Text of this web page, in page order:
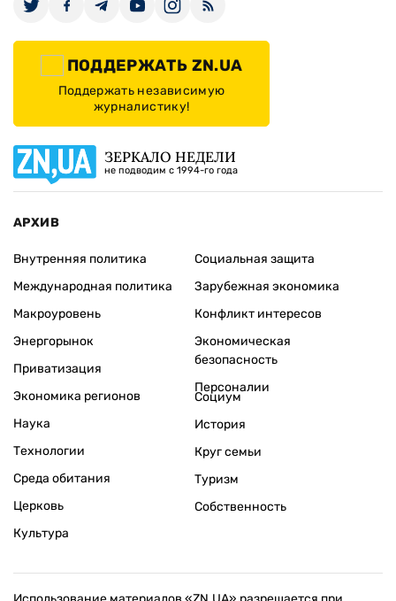
ПОДДЕРЖАТЬ ZN.UA
Поддержать независимую
журналистику!
ЗЕРКАЛО НЕДЕЛИ
не подводим с 1994-го года
АРХИВ
Внутренняя политика
Международная политика
Макроуровень
Энергорынок
Приватизация
Экономика регионов
Социальная защита
Зарубежная экономика
Конфликт интересов
Экономическая
безопасность
Персоналии
Наука
Технологии
Среда обитания
Церковь
Культура
Социум
История
Круг семьи
Туризм
Собственность